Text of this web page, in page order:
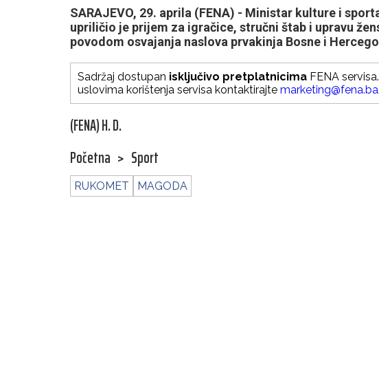
SARAJEVO, 29. aprila (FENA) - Ministar kulture i
upriličio je prijem za igračice, stručni štab i upravu
povodom osvajanja naslova prvakinja Bosne i
Sadržaj dostupan isključivo pretplatnicima FENA
uslovima korištenja servisa kontaktirajte marketing@fena.ba.
(FENA) H. D.
Početna > Sport
RUKOMET MAGODA